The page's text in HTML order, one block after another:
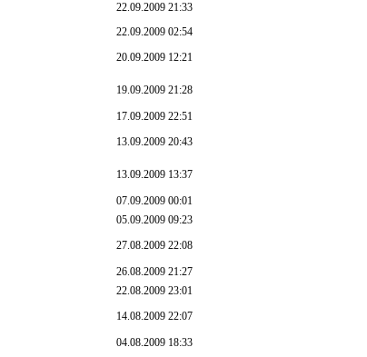
22.09.2009 21:33
22.09.2009 02:54
20.09.2009 12:21
19.09.2009 21:28
17.09.2009 22:51
13.09.2009 20:43
13.09.2009 13:37
07.09.2009 00:01
05.09.2009 09:23
27.08.2009 22:08
26.08.2009 21:27
22.08.2009 23:01
14.08.2009 22:07
04.08.2009 18:33